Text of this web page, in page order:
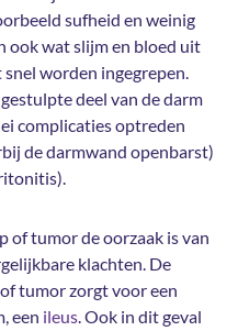
sufheid en weinig
ook wat slijm en bloed uit
worden ingegrepen.
deel van de darm
complicaties optreden
de darmwand openbarst)
of tumor de oorzaak is van
klachten. De
tumor zorgt voor een
een ileus. Ook in dit geval